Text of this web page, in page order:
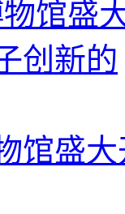
馆盛